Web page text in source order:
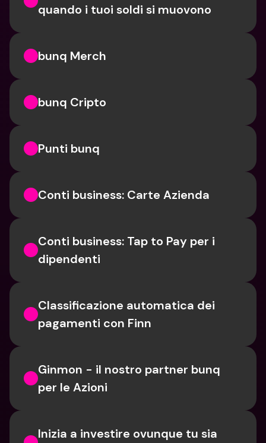
quando i tuoi soldi si muovono
bunq Merch
bunq Cripto
Punti bunq
Conti business: Carte Azienda
Conti business: Tap to Pay per i
dipendenti
Classificazione automatica dei
pagamenti con Finn
Ginmon - il nostro partner bunq
per le Azioni
Inizia a investire ovunque tu sia